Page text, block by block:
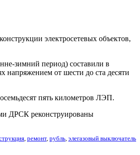
электросетевых объектов,
зимний период) составили в
напряжением от шести до ста десяти
пять километров ЛЭП.
ДРСК реконструированы
, ремонт, рубль, элегазовый выключатель